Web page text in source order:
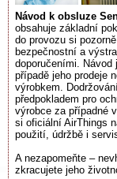
Návod k obsluze
obsahuje základní
do provozu si
bezpečnostní a
doporučeními.
případě jeho prodeje
výrobkem.
předpokladem pro
výrobce za případné
si oficiální AirThings
použití, údržbě i
A nezapomeňte –
zkracujete jeho